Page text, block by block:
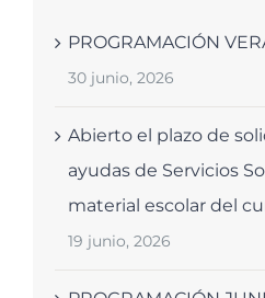
PROGRAMACIÓN
30 junio, 2026
Abierto el plazo de
ayudas de Servicios
material escolar del
19 junio, 2026